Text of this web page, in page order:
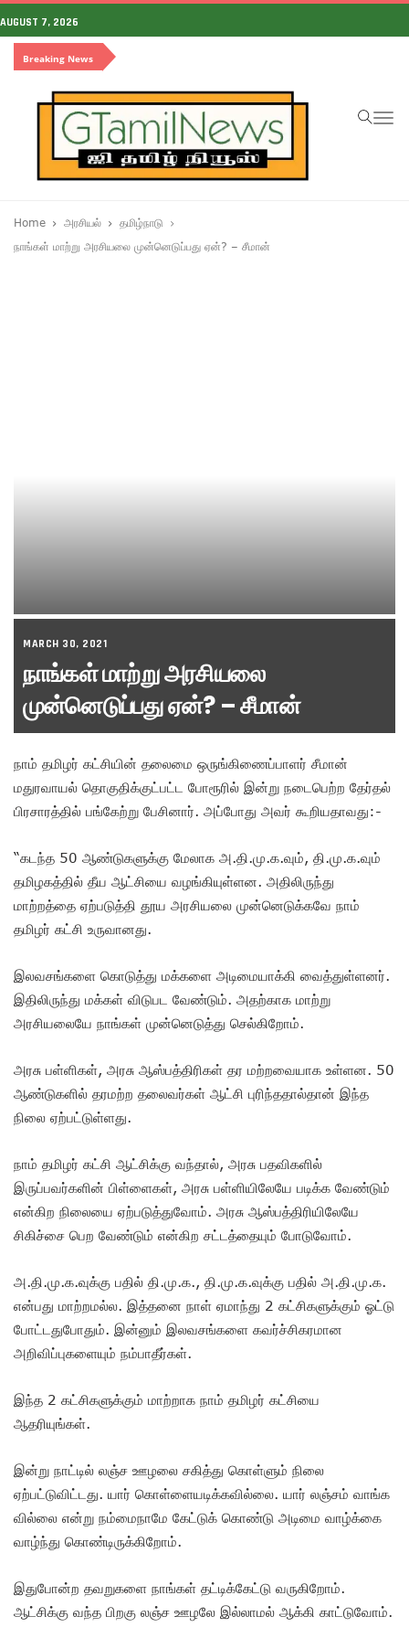
AUGUST 7, 2026
Breaking News
Home அரசியல்
தமிழ்நாடு
நாங்கள் மாற்று அரசியலை முன்னெடுப்பது ஏன்? – சீமான்
MARCH 30, 2021
நாங்கள் மாற்று அரசியலை
முன்னெடுப்பது ஏன்? – சீமான்
நாம் தமிழர் கட்சியின் தலைமை ஒருங்கிணைப்பாளர் சீமான்
மதுரவாயல் தொகுதிக்குட்பட்ட போரூரில் இன்று நடைபெற்ற தேர்தல்
பிரசாரத்தில் பங்கேற்று பேசினார். அப்போது அவர் கூறியதாவது:-
“கடந்த 50 ஆண்டுகளுக்கு மேலாக அ.தி.மு.க.வும், தி.மு.க.வும்
தமிழகத்தில் தீய ஆட்சியை வழங்கியுள்ளன. அதிலிருந்து
மாற்றத்தை ஏற்படுத்தி தூய அரசியலை முன்னெடுக்கவே நாம்
தமிழர் கட்சி உருவானது.
இலவசங்களை கொடுத்து மக்களை அடிமையாக்கி வைத்துள்ளனர்.
இதிலிருந்து மக்கள் விடுபட வேண்டும். அதற்காக மாற்று
அரசியலையே நாங்கள் முன்னெடுத்து செல்கிறோம்.
அரசு பள்ளிகள், அரசு ஆஸ்பத்திரிகள் தர மற்றவையாக உள்ளன. 50
ஆண்டுகளில் தரமற்ற தலைவர்கள் ஆட்சி புரிந்ததால்தான் இந்த
நிலை ஏற்பட்டுள்ளது.
நாம் தமிழர் கட்சி ஆட்சிக்கு வந்தால், அரசு பதவிகளில்
இருப்பவர்களின் பிள்ளைகள், அரசு பள்ளியிலேயே படிக்க வேண்டும்
என்கிற நிலையை ஏற்படுத்துவோம். அரசு ஆஸ்பத்திரியிலேயே
சிகிச்சை பெற வேண்டும் என்கிற சட்டத்தையும் போடுவோம்.
அ.தி.மு.க.வுக்கு பதில் தி.மு.க., தி.மு.க.வுக்கு பதில் அ.தி.மு.க.
என்பது மாற்றமல்ல. இத்தனை நாள் ஏமாந்து 2 கட்சிகளுக்கும் ஓட்டு
போட்டதுபோதும். இன்னும் இலவசங்களை கவர்ச்சிகரமான
அறிவிப்புகளையும் நம்பாதீர்கள்.
இந்த 2 கட்சிகளுக்கும் மாற்றாக நாம் தமிழர் கட்சியை
ஆதரியுங்கள்.
இன்று நாட்டில் லஞ்ச ஊழலை சகித்து கொள்ளும் நிலை
ஏற்பட்டுவிட்டது. யார் கொள்ளையடிக்கவில்லை. யார் லஞ்சம் வாங்க
வில்லை என்று நம்மைநாமே கேட்டுக் கொண்டு அடிமை வாழ்க்கை
வாழ்ந்து கொண்டிருக்கிறோம்.
இதுபோன்ற தவறுகளை நாங்கள் தட்டிக்கேட்டு வருகிறோம்.
ஆட்சிக்கு வந்த பிறகு லஞ்ச ஊழலே இல்லாமல் ஆக்கி காட்டுவோம்.